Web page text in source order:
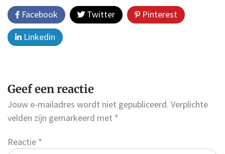
Facebook Twitter
Pinterest
Linkedin
Geef een reactie
Jouw e-mailadres wordt niet gepubliceerd. Verplichte
velden zijn gemarkeerd met *
Reactie *